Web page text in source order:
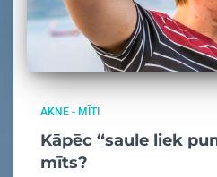
AKNE - MĪTI
Kāpēc “saule liek
mīts?